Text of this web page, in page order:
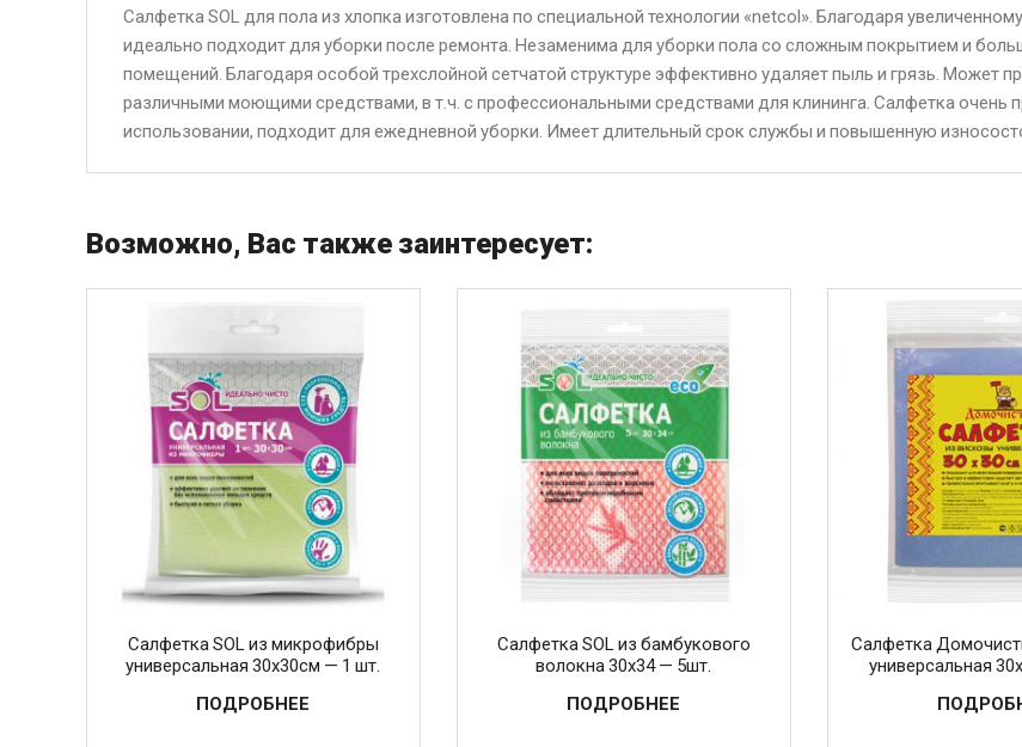
Салфетка SOL для пола из хлопка изготовлена по специальной технологии «netcol». Благодаря
идеально подходит для уборки после ремонта. Незаменима для уборки пола со сложным покрытием и
помещений. Благодаря особой трехслойной сетчатой структуре эффективно удаляет пыль и грязь. Может
различными моющими средствами, в т.ч. с профессиональными средствами для клининга. Салфетка очень
использовании, подходит для ежедневной уборки. Имеет длительный срок службы и повышенную
Возможно, Вас также заинтересует:
Салфетка SOL из микрофибры
универсальная 30х30см — 1 шт.
ПОДРОБНЕЕ
Салфетка SOL из бамбукового
волокна 30х34 — 5шт.
ПОДРОБНЕЕ
Салфетка
универсальная